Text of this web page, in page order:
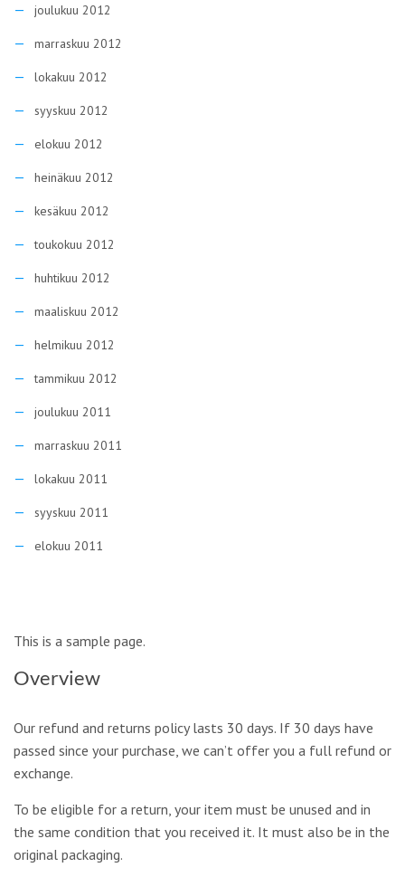
joulukuu 2012
marraskuu 2012
lokakuu 2012
syyskuu 2012
elokuu 2012
heinäkuu 2012
kesäkuu 2012
toukokuu 2012
huhtikuu 2012
maaliskuu 2012
helmikuu 2012
tammikuu 2012
joulukuu 2011
marraskuu 2011
lokakuu 2011
syyskuu 2011
elokuu 2011
This is a sample page.
Overview
Our refund and returns policy lasts 30 days. If 30 days have
passed since your purchase, we can’t offer you a full refund or
exchange.
To be eligible for a return, your item must be unused and in
the same condition that you received it. It must also be in the
original packaging.